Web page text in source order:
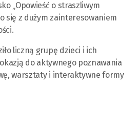
„Opowieść o straszliwym
się z dużym zainteresowaniem
liczną grupę dzieci i ich
do aktywnego poznawania
warsztaty i interaktywne formy